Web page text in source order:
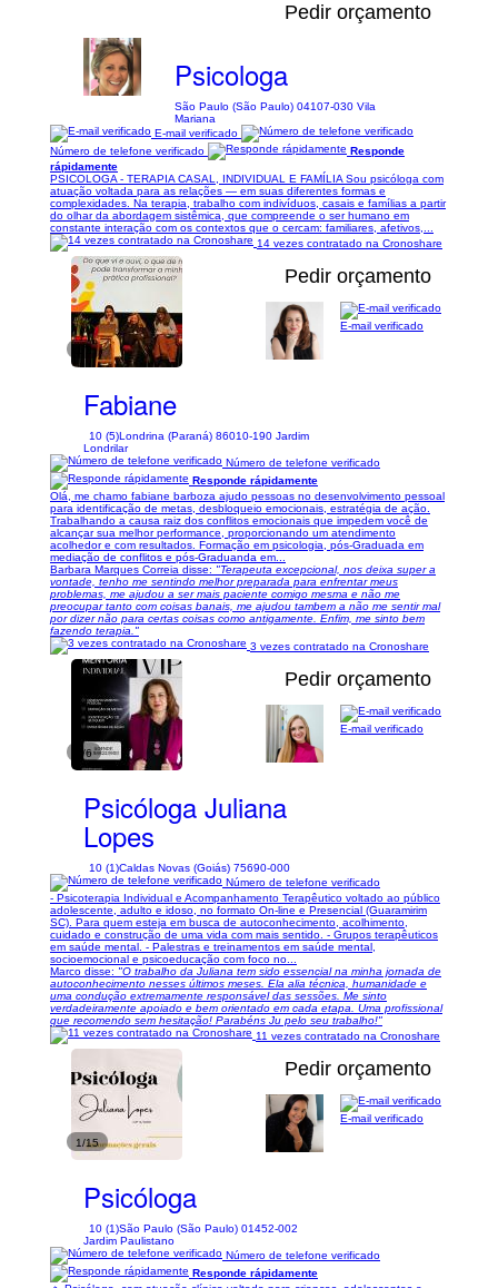
Pedir orçamento
Psicologa
São Paulo (São Paulo) 04107-030 Vila
Mariana
E-mail verificado
Número de telefone verificado
Responde
rápidamente
PSICOLOGA - TERAPIA CASAL, INDIVIDUAL E FAMÍLIA Sou psicóloga com
atuação voltada para as relações — em suas diferentes formas e
complexidades. Na terapia, trabalho com indivíduos, casais e famílias a partir
do olhar da abordagem sistêmica, que compreende o ser humano em
constante interação com os contextos que o cercam: familiares, afetivos,...
14 vezes contratado na Cronoshare
1/2
Pedir orçamento
Fabiane
10 (5)Londrina (Paraná) 86010-190 Jardim
Londrilar
E-mail verificado
Número de telefone verificado
Responde rápidamente
Olá, me chamo fabiane barboza ajudo pessoas no desenvolvimento pessoal
para identificação de metas, desbloqueio emocionais, estratégia de ação.
Trabalhando a causa raiz dos conflitos emocionais que impedem você de
alcançar sua melhor performance, proporcionando um atendimento
acolhedor e com resultados. Formação em psicologia, pós-Graduada em
mediação de conflitos e pós-Graduanda em...
Barbara Marques Correia disse: "Terapeuta excepcional, nos deixa super a
vontade, tenho me sentindo melhor preparada para enfrentar meus
problemas, me ajudou a ser mais paciente comigo mesma e não me
preocupar tanto com coisas banais, me ajudou tambem a não me sentir mal
por dizer não para certas coisas como antigamente. Enfim, me sinto bem
fazendo terapia."
3 vezes contratado na Cronoshare
1/6
Pedir orçamento
Psicóloga Juliana
Lopes
10 (1)Caldas Novas (Goiás) 75690-000
E-mail verificado
Número de telefone verificado
- Psicoterapia Individual e Acompanhamento Terapêutico voltado ao público
adolescente, adulto e idoso, no formato On-line e Presencial (Guaramirim
SC). Para quem esteja em busca de autoconhecimento, acolhimento,
cuidado e construção de uma vida com mais sentido. - Grupos terapêuticos
em saúde mental. - Palestras e treinamentos em saúde mental,
socioemocional e psicoeducação com foco no...
Marco disse: "O trabalho da Juliana tem sido essencial na minha jornada de
autoconhecimento nesses últimos meses. Ela alia técnica, humanidade e
uma condução extremamente responsável das sessões. Me sinto
verdadeiramente apoiado e bem orientado em cada etapa. Uma profissional
que recomendo sem hesitação! Parabéns Ju pelo seu trabalho!"
11 vezes contratado na Cronoshare
1/15
Pedir orçamento
Psicóloga
10 (1)São Paulo (São Paulo) 01452-002
Jardim Paulistano
E-mail verificado
Número de telefone verificado
Responde rápidamente